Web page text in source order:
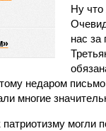
Ну что
нас за
недаром
многие
патриотизму могли